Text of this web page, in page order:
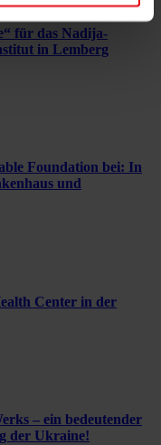
für das Nadija-
in Lemberg
Foundation bei: In
und
Center in der
– ein bedeutender
der Ukraine!